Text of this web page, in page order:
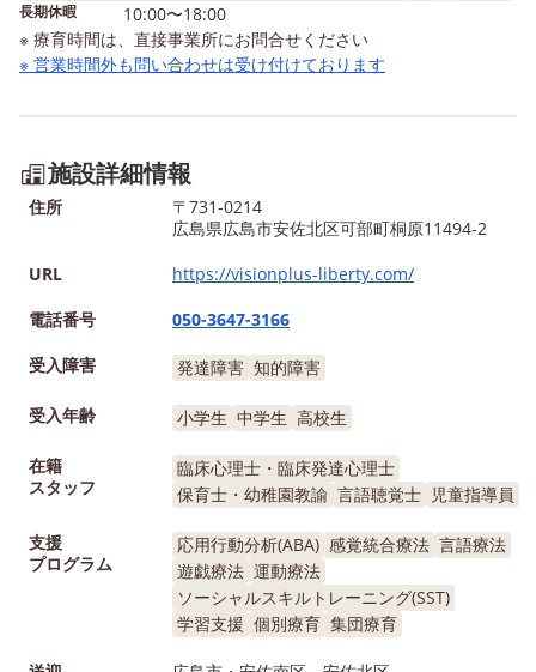
長期休暇
10:00〜18:00
※ 療育時間は、直接事業所にお問合せください
※ 営業時間外も問い合わせは受け付けております
施設詳細情報
住所
〒731-0214
広島県広島市安佐北区可部町桐原11494‐2
URL
https://visionplus-liberty.com/
電話番号
050-3647-3166
受入障害
発達障害 知的障害
受入年齢 小学生 中学生 高校生
在籍
スタッフ
臨床心理士・臨床発達心理士
保育士・幼稚園教諭 言語聴覚士 児童指導員
支援
プログラム
応用行動分析(ABA) 感覚統合療法 言語療法
遊戯療法 運動療法
ソーシャルスキルトレーニング(SST)
学習支援 個別療育 集団療育